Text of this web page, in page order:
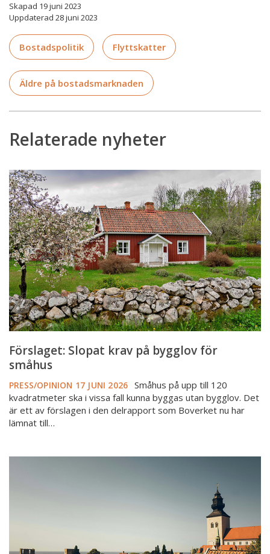
Skapad 19 juni 2023
Uppdaterad 28 juni 2023
Bostadspolitik Flyttskatter
Äldre på bostadsmarknaden
Relaterade nyheter
Förslaget:
Slopat
krav
på
bygglov
för
småhus
Förslaget: Slopat krav på bygglov för
småhus
PRESS/OPINION 17 JUNI 2026 Småhus på upp till 120
kvadratmeter ska i vissa fall kunna byggas utan bygglov. Det
är ett av förslagen i den delrapport som Boverket nu har
lämnat till…
Arvsskiften
Almedalen